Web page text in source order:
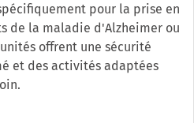
pour la prise en
de la maladie d'Alzheimer ou
offrent une sécurité
et des activités adaptées